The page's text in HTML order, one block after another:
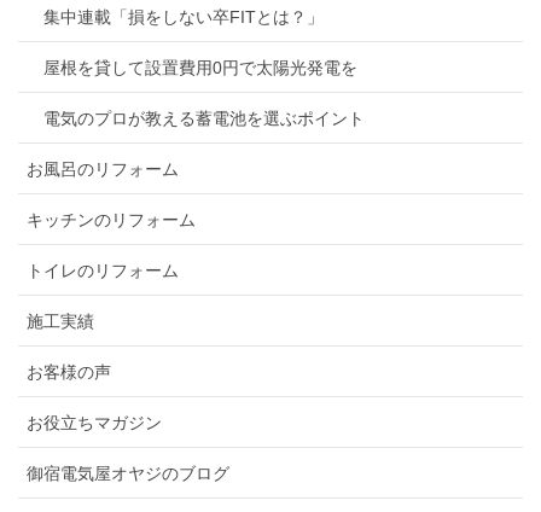
集中連載「損をしない卒FITとは？」
屋根を貸して設置費用0円で太陽光発電を
電気のプロが教える蓄電池を選ぶポイント
お風呂のリフォーム
キッチンのリフォーム
トイレのリフォーム
施工実績
お客様の声
お役立ちマガジン
御宿電気屋オヤジのブログ